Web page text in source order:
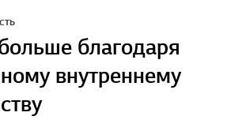
благодаря
внутреннему